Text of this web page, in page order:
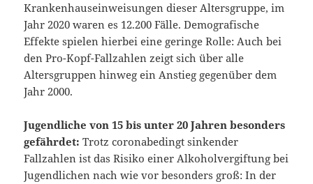
Krankenhauseinweisungen dieser Altersgruppe, im
Jahr 2020 waren es 12.200 Fälle. Demografische
Effekte spielen hierbei eine geringe Rolle: Auch bei
den Pro-Kopf-Fallzahlen zeigt sich über alle
Altersgruppen hinweg ein Anstieg gegenüber dem
Jahr 2000.
Jugendliche von 15 bis unter 20 Jahren besonders
gefährdet: Trotz coronabedingt sinkender
Fallzahlen ist das Risiko einer Alkoholvergiftung bei
Jugendlichen nach wie vor besonders groß: In der